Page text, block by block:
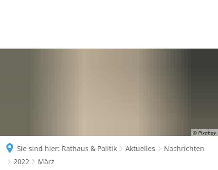
© Pixabay
Sie sind hier: Rathaus & Politik Aktuelles
Nachrichten
2022
März